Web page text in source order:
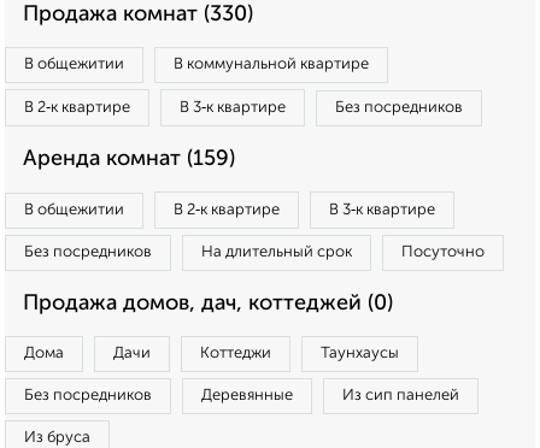
Продажа комнат (330)
В общежитии В коммунальной квартире
В 2‑к квартире В 3‑к квартире Без посредников
Аренда комнат (159)
В общежитии В 2‑к квартире В 3‑к квартире
Без посредников На длительный срок Посуточно
Продажа домов, дач, коттеджей (0)
Дома Дачи Коттеджи Таунхаусы
Без посредников Деревянные Из сип панелей
Из бруса